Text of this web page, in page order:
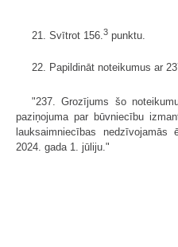
21. Svītrot 156.3 punktu.
22. Papildināt noteikumus ar
"237. Grozījums šo
paziņojuma par būvniecību
lauksaimniecības nedzīvojamās
2024. gada 1. jūliju."